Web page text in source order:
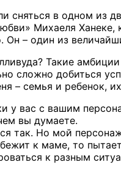
сняться в одном из
Михаеля Ханеке,
Он – один из
Такие
сложно добиться
– семья и ребенок,
у вас с вашим
вы думаете.
так. Но мой
к маме, то
к разным